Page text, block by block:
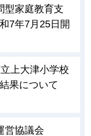
型家庭教育支
7年7月25日開
上大津小学校
果について
営協議会